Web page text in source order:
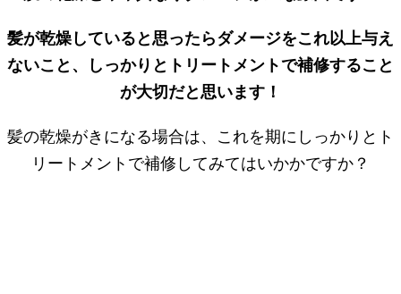
髪が乾燥していると思ったらダメージをこれ以上与え
ないこと、しっかりとトリートメントで補修すること
が大切だと思います！
髪の乾燥がきになる場合は、これを期にしっかりとト
リートメントで補修してみてはいかかですか？